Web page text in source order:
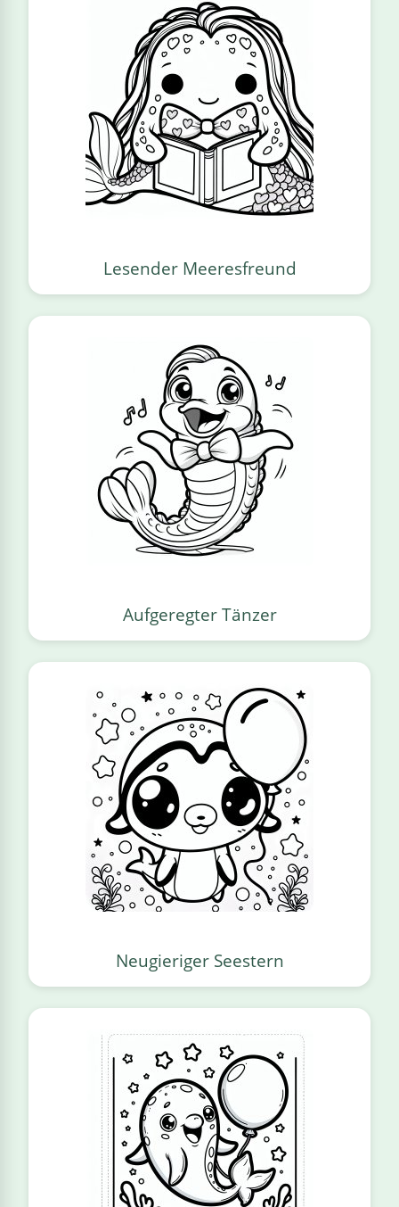
Lesender Meeresfreund
Aufgeregter Tänzer
Neugieriger Seestern